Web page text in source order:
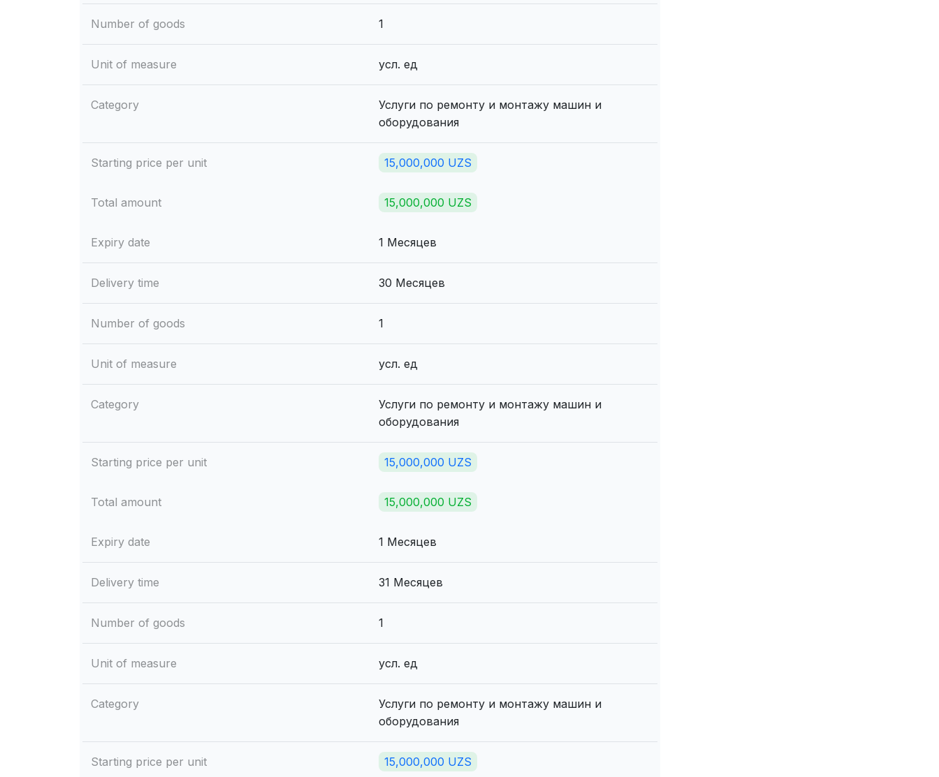
Number of goods 1
Unit of measure усл. ед
Category
Услуги по ремонту и монтажу машин и
оборудования
Starting price per unit 15,000,000 UZS
Total amount 15,000,000 UZS
Expiry date 1 Месяцев
Delivery time 30 Месяцев
Number of goods 1
Unit of measure усл. ед
Category
Услуги по ремонту и монтажу машин и
оборудования
Starting price per unit 15,000,000 UZS
Total amount 15,000,000 UZS
Expiry date 1 Месяцев
Delivery time 31 Месяцев
Number of goods 1
Unit of measure усл. ед
Category
Услуги по ремонту и монтажу машин и
оборудования
Starting price per unit 15,000,000 UZS